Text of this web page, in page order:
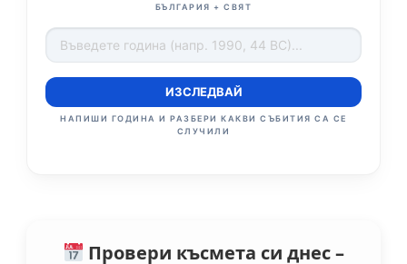
БЪЛГАРИЯ + СВЯТ
ИЗСЛЕДВАЙ
НАПИШИ ГОДИНА И РАЗБЕРИ КАКВИ СЪБИТИЯ СА СЕ
СЛУЧИЛИ
Провери късмета си днес –